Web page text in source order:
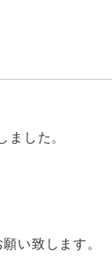
した。
い致します。